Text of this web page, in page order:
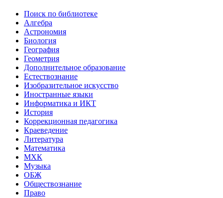
Поиск по библиотеке
Алгебра
Астрономия
Биология
География
Геометрия
Дополнительное образование
Естествознание
Изобразительное искусство
Иностранные языки
Информатика и ИКТ
История
Коррекционная педагогика
Краеведение
Литература
Математика
МХК
Музыка
ОБЖ
Обществознание
Право